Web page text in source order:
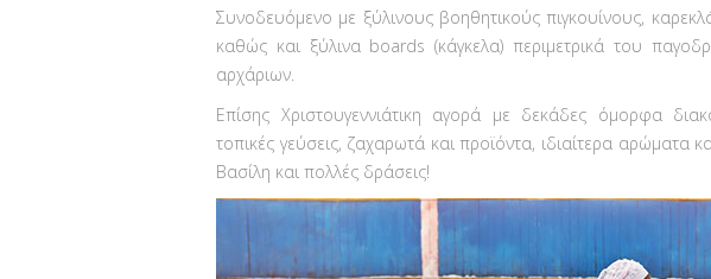
Συνοδευόμενο με ξύλινους βοηθητικούς πιγκουίνους,
καθώς και ξύλινα boards (κάγκελα) περιμετρικά του
αρχάριων.
Επίσης Χριστουγεννιάτικη αγορά με δεκάδες όμορφα
τοπικές γεύσεις, ζαχαρωτά και προϊόντα, ιδιαίτερα αρώματα
Βασίλη και πολλές δράσεις!